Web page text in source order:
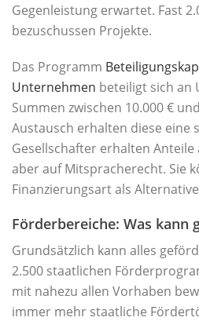
Gegenleistung erwartet. Fast
bezuschussen Projekte.
Das Programm
Unternehmen beteiligt sich an
Summen zwischen 10.000 €
Austausch erhalten diese eine
Gesellschafter erhalten Anteile
aber auf Mitspracherecht. Sie
Finanzierungsart als
Förderbereiche: Was kann
Grundsätzlich kann alles
2.500 staatlichen
mit nahezu allen Vorhaben
immer mehr staatliche